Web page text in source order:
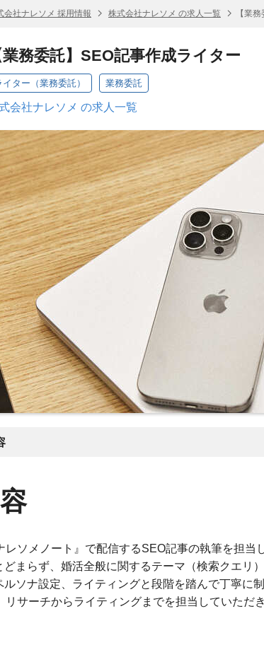
会社ナレソメ 採用情報 株式会社ナレソメ の求人一覧 【業
業務委託】SEO記事作成ライター
イター（業務委託） 業務委託
会社ナレソメ の求人一覧
レソメノート』で配信するSEO記事の執筆を担当
どまらず、婚活全般に関するテーマ（検索クエリ
ソナ設定、ライティングと段階を踏んで丁寧に制
リサーチからライティングまでを担当していただき